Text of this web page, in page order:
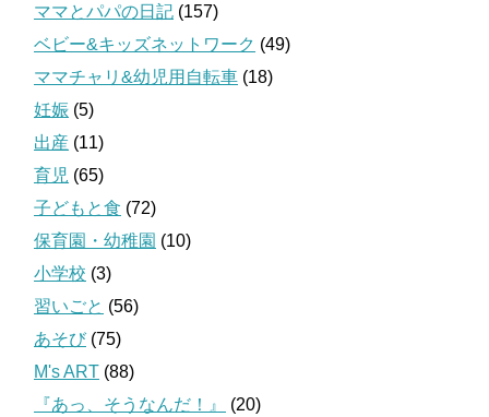
ママとパパの日記 (157)
ベビー&キッズネットワーク (49)
ママチャリ&幼児用自転車 (18)
妊娠 (5)
出産 (11)
育児 (65)
子どもと食 (72)
保育園・幼稚園 (10)
小学校 (3)
習いごと (56)
あそび(75)
M's ART (88)
『あっ、そうなんだ！』
(20)